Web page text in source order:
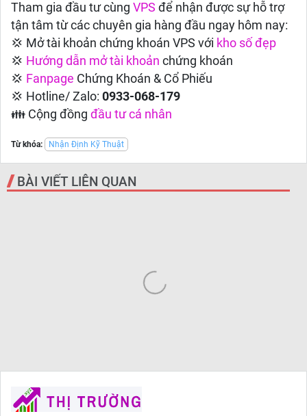
Tham gia đầu tư cùng VPS để nhận được sự hỗ trợ
tận tâm từ các chuyên gia hàng đầu ngay hôm nay:
💢 Mở tài khoản chứng khoán VPS với kho số đẹp
💢 Hướng dẫn mở tài khoản chứng khoán
💢 Fanpage Chứng Khoán & Cổ Phiếu
💢 Hotline/ Zalo: 0933-068-179
👪 Cộng đồng đầu tư cá nhân
Từ khóa: Nhận Định Kỹ Thuật
BÀI VIẾT LIÊN QUAN